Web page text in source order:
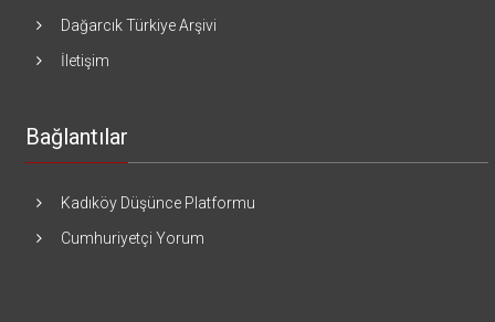
Dağarcık Türkiye Arşivi
İletişim
Bağlantılar
Kadıköy Düşünce Platformu
Cumhuriyetçi Yorum